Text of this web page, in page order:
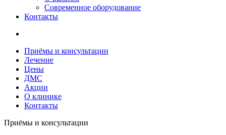
Современное оборудование
Контакты
Приёмы и консультации
Лечение
Цены
ДМС
Акции
О клинике
Контакты
Приёмы и консультации